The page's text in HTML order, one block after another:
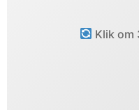
Klik om